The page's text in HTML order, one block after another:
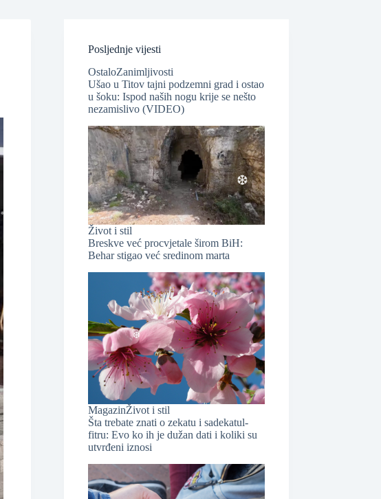
Posljednje vijesti
OstaloZanimljivosti
Ušao u Titov tajni podzemni grad i ostao
u šoku: Ispod naših nogu krije se nešto
nezamislivo (VIDEO)
Život i stil
Breskve već procvjetale širom BiH:
Behar stigao već sredinom marta
MagazinŽivot i stil
Šta trebate znati o zekatu i sadekatul-
fitru: Evo ko ih je dužan dati i koliki su
utvrđeni iznosi
❆